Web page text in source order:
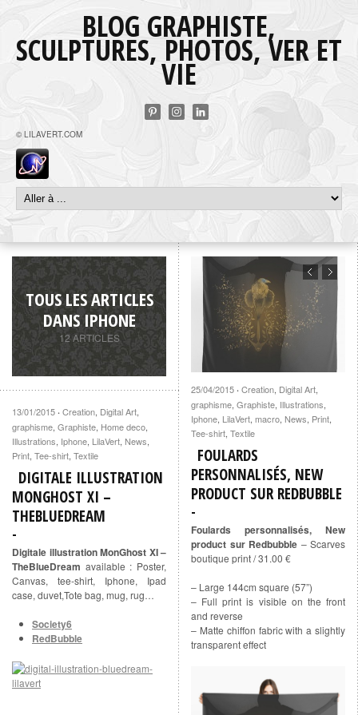
BLOG GRAPHISTE,
SCULPTURES, PHOTOS, VER ET
VIE
© LILAVERT.COM
TOUS LES ARTICLES
DANS IPHONE
12 ARTICLES
25/04/2015 · Creation, Digital Art,
graphisme, Graphiste, Illustrations,
Iphone, LilaVert, macro, News, Print,
Tee-shirt, Textile
FOULARDS
PERSONNALISÉS, NEW
PRODUCT SUR REDBUBBLE
Foulards personnalisés, New
product sur Redbubble – Scarves
boutique print / 31.00 €
– Large 144cm square (57”)
– Full print is visible on the front
and reverse
– Matte chiffon fabric with a slightly
transparent effect
13/01/2015 · Creation, Digital Art,
graphisme, Graphiste, Home deco,
Illustrations, Iphone, LilaVert, News,
Print, Tee-shirt, Textile
DIGITALE ILLUSTRATION
MONGHOST XI –
THEBLUEDREAM
Digitale illustration MonGhost XI –
TheBlueDream available : Poster,
Canvas, tee-shirt, Iphone, Ipad
case, duvet,Tote bag, mug, rug…
Society6
RedBubble